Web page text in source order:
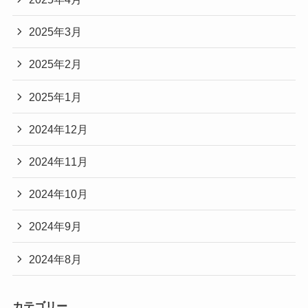
2025年3月
2025年2月
2025年1月
2024年12月
2024年11月
2024年10月
2024年9月
2024年8月